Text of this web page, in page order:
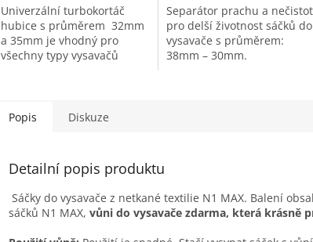
hvězdiček.
Univerzální turbokortáč
hubice s průměrem 32mm
a 35mm je vhodný pro
všechny typy vysavačů
hvězdiček.
Separátor prachu a nečistot
pro delší životnost sáčků do
vysavače s průměrem:
38mm – 30mm.
Popis Diskuze
Detailní popis produktu
Sáčky do vysavače z netkané textilie N1 MAX. Balení
sáčků N1 MAX, vůni do vysavače zdarma, která krásně